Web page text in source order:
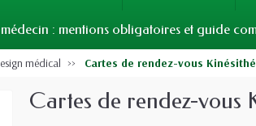
: mentions obligatoires et guide
médical Cartes de rendez-vous
Cartes de rendez-vous